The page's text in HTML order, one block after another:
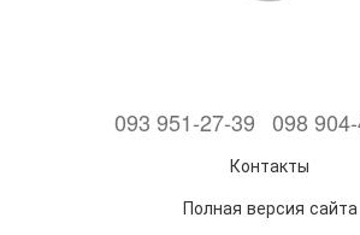
093 951-27-39 098
Контакты
Полная версия сайта